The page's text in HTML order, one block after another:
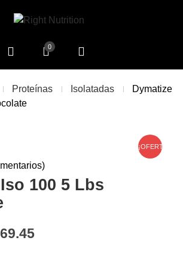
0
Proteínas Isolatadas
Dymatize
¡OFERTA!
100 5 Lbs
original era: $218.99.
El precio actual es: